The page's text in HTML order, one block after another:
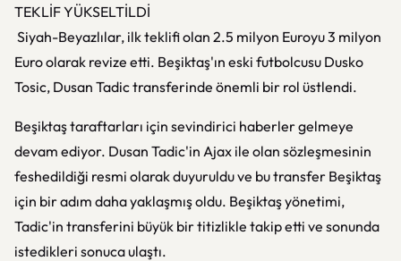
TEKLİF YÜKSELTİLDİ
Siyah-Beyazlılar, ilk teklifi olan 2.5 milyon Euroyu 3 milyon
Euro olarak revize etti. Beşiktaş'ın eski futbolcusu Dusko
Tosic, Dusan Tadic transferinde önemli bir rol üstlendi.
Beşiktaş taraftarları için sevindirici haberler gelmeye
devam ediyor. Dusan Tadic'in Ajax ile olan sözleşmesinin
feshedildiği resmi olarak duyuruldu ve bu transfer Beşiktaş
için bir adım daha yaklaşmış oldu. Beşiktaş yönetimi,
Tadic'in transferini büyük bir titizlikle takip etti ve sonunda
istedikleri sonuca ulaştı.